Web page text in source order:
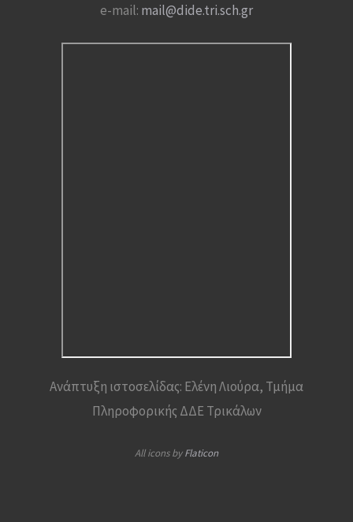
e-mail: mail@dide.tri.sch.gr
Ανάπτυξη ιστοσελίδας: Ελένη Λιούρα, Τμήμα
Πληροφορικής ΔΔΕ Τρικάλων
All icons byFlaticon